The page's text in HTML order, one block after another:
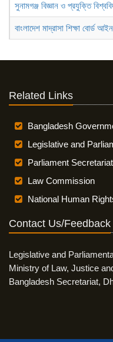
সুনামগঞ্জ বিজ্ঞান ও প্রযুক্তি
বাংলাদেশ মাদ্রাসা শিক্ষা বোর্ড
Related Links
Bangladesh
Legislative and
Parliament Secretariat
Law Commission
National Human
Contact Us/Feedback
Legislative and
Ministry of Law, Justice
Bangladesh Secretariat,